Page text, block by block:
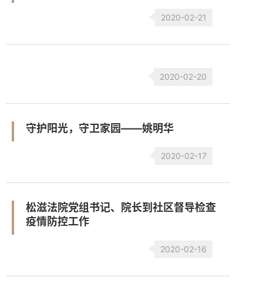
2020-02-21
2020-02-20
守护阳光，守卫家园——姚明华
2020-02-17
松滋法院党组书记、院长到社区督导检查
疫情防控工作
2020-02-16